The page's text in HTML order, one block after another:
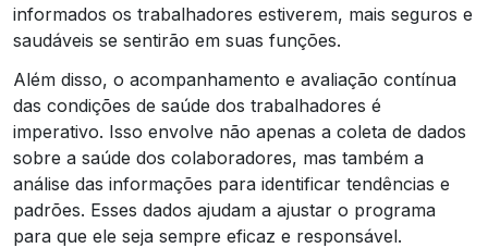
informados os trabalhadores estiverem, mais seguros e
saudáveis se sentirão em suas funções.
Além disso, o acompanhamento e avaliação contínua
das condições de saúde dos trabalhadores é
imperativo. Isso envolve não apenas a coleta de dados
sobre a saúde dos colaboradores, mas também a
análise das informações para identificar tendências e
padrões. Esses dados ajudam a ajustar o programa
para que ele seja sempre eficaz e responsável.